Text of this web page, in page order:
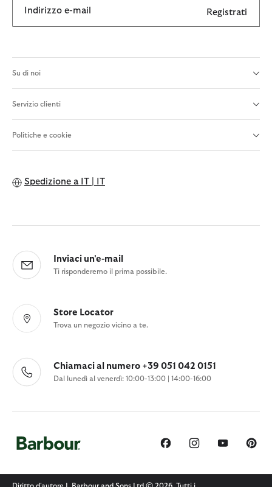
Indirizzo e-mail Registrati
Su di noi
Servizio clienti
Politiche e cookie
Spedizione a IT | IT
Inviaci un'e-mail
Ti risponderemo il prima possibile.
Store Locator
Trova un negozio vicino a te.
Chiamaci al numero +39 051 042 0151
Dal lunedì al venerdì: 10:00-13:00 | 14:00-16:00